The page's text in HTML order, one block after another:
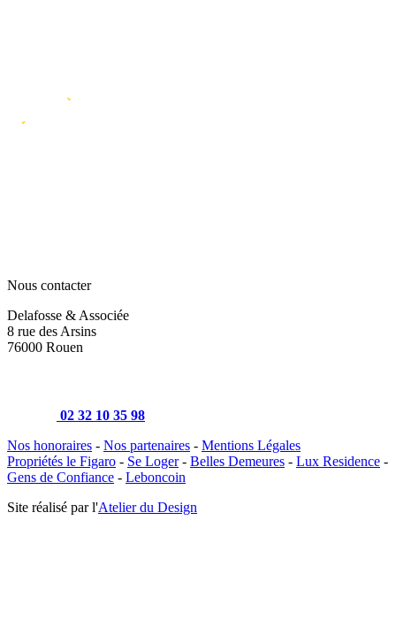
Nous contacter
Delafosse & Associée
8 rue des Arsins
76000 Rouen
02 32 10 35 98
Nos honoraires - Nos partenaires - Mentions Légales
Propriétés le Figaro - Se Loger- Belles Demeures - Lux Residence -
Gens de Confiance - Leboncoin
Site réalisé par l'Atelier du Design